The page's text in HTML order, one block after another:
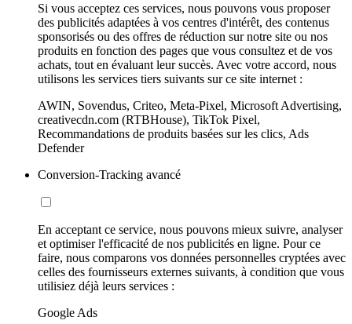
Si vous acceptez ces services, nous pouvons vous proposer
des publicités adaptées à vos centres d'intérêt, des contenus
sponsorisés ou des offres de réduction sur notre site ou nos
produits en fonction des pages que vous consultez et de vos
achats, tout en évaluant leur succès. Avec votre accord, nous
utilisons les services tiers suivants sur ce site internet :
AWIN, Sovendus, Criteo, Meta-Pixel, Microsoft Advertising,
creativecdn.com (RTBHouse), TikTok Pixel,
Recommandations de produits basées sur les clics, Ads
Defender
Conversion-Tracking avancé
En acceptant ce service, nous pouvons mieux suivre, analyser
et optimiser l'efficacité de nos publicités en ligne. Pour ce
faire, nous comparons vos données personnelles cryptées avec
celles des fournisseurs externes suivants, à condition que vous
utilisiez déjà leurs services :
Google Ads